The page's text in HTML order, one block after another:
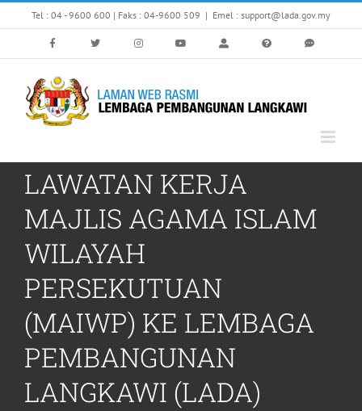
to
Tel : 04 - 9600 600 | Faks : 04-9600 509 | Emel : support@lada.gov.my
LAWATAN KERJA
MAJLIS AGAMA ISLAM
WILAYAH
PERSEKUTUAN
(MAIWP) KE LEMBAGA
PEMBANGUNAN
LANGKAWI (LADA)